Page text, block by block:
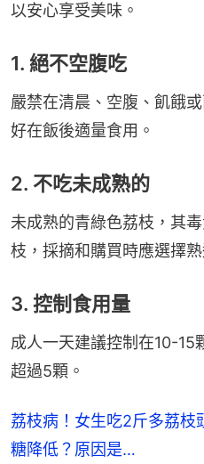
以安心享受美味。
1. 絕不空腹吃
嚴禁在清晨、空腹、飢餓
好在飯後適量食用。
2. 不吃未成熟的
未成熟的青綠色荔枝，其
枝，採摘和購買時應選擇熟
​3. 控制食用量
成人一天建議控制在10-15
超過5顆。
荔枝病！女生吃2斤多荔
糖降低？原因是…